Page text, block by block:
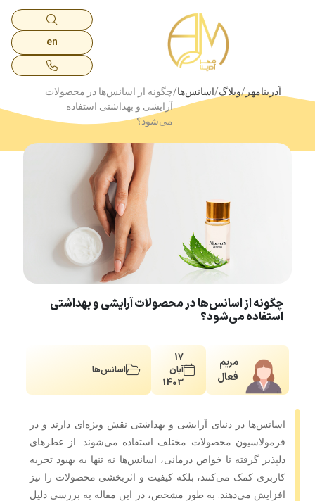
en
آدرینامهر وبلاگ اسانس‌ها چگونه از اسانس‌ها در محصولات
آرایشی و بهداشتی استفاده
می‌شود؟
چگونه از اسانس‌ها در محصولات آرایشی و بهداشتی
استفاده می‌شود؟
مریم
فعال
17
آبان
1403
اسانس‌ها
اسانس‌ها در دنیای آرایشی و بهداشتی نقش ویژه‌ای دارند و در
فرمولاسیون محصولات مختلف استفاده می‌شوند. از عطرهای
دلپذیر گرفته تا خواص درمانی، اسانس‌ها نه تنها به بهبود تجربه
کاربری کمک می‌کنند، بلکه کیفیت و اثربخشی محصولات را نیز
افزایش می‌دهند. به طور مشخص، در این مقاله به بررسی دلیل